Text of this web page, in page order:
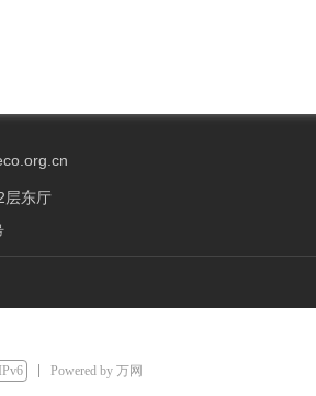
层东厅
IPv6 Powered by 万网